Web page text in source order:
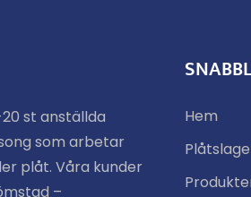
st anställda
som arbetar
plåt. Våra kunder
–
Hem